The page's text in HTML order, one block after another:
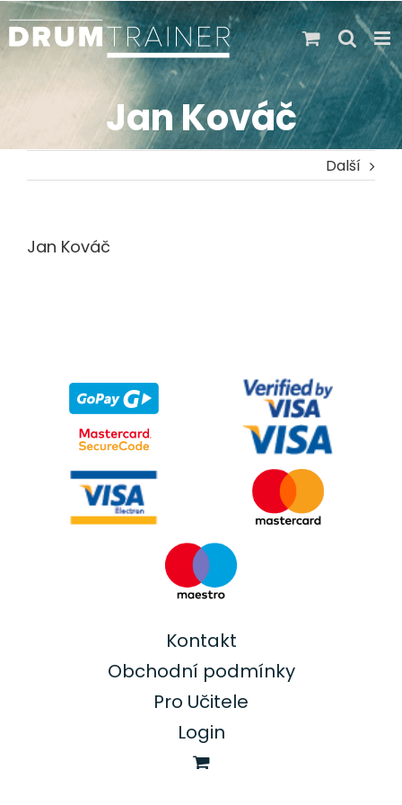
Skip
to
content
Jan Kováč
Další
Jan Kováč
Kontakt
Obchodní podmínky
Pro Učitele
Login